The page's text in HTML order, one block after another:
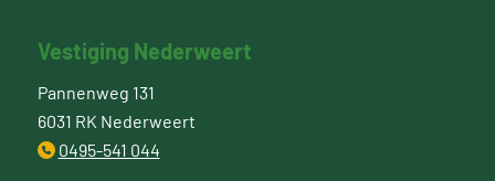
Vestiging Nederweert
Pannenweg 131
6031 RK Nederweert
0495-541 044